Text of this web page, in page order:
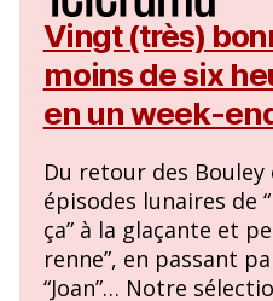
Vingt (très)
moins de six
en un week-
Du retour des Bouley
épisodes lunaires de
ça” à la glaçante et
renne”, en passant
“Joan”… Notre